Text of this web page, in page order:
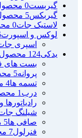
گیربست0 محصول
گیربکس5 محصول
لاستیک جات0 محصول
لوکس و اسپورت
اسپری
یدکی124 محصول
بست های
پروانه5 محصول
تسمه ها4 محصول
درب 1 محصول
شیلنگ
صافی ها5 محصول
فنرلول7 محصول